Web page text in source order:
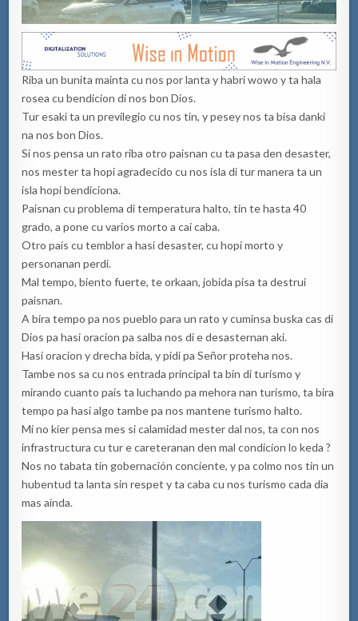
Riba un bunita mainta cu nos por lanta y habri wowo y ta hala
rosea cu bendicion di nos bon Dios.
Tur esaki ta un previlegio cu nos tin, y pesey nos ta bisa danki
na nos bon Dios.
Si nos pensa un rato riba otro paisnan cu ta pasa den desaster,
nos mester ta hopi agradecido cu nos isla di tur manera ta un
isla hopi bendiciona.
Paisnan cu problema di temperatura halto, tin te hasta 40
grado, a pone cu varios morto a cai caba.
Otro país cu temblor a hasi desaster, cu hopi morto y
personanan perdi.
Mal tempo, biento fuerte, te orkaan, jobida pisa ta destrui
paisnan.
A bira tempo pa nos pueblo para un rato y cuminsa buska cas di
Dios pa hasi oracion pa salba nos di e desasternan aki.
Hasi oracion y drecha bida, y pidi pa Señor proteha nos.
Tambe nos sa cu nos entrada principal ta bin di turismo y
mirando cuanto pais ta luchando pa mehora nan turismo, ta bira
tempo pa hasi algo tambe pa nos mantene turismo halto.
Mi no kier pensa mes si calamidad mester dal nos, ta con nos
infrastructura cu tur e careteranan den mal condicion lo keda ?
Nos no tabata tin gobernación conciente, y pa colmo nos tin un
hubentud ta lanta sin respet y ta caba cu nos turismo cada dia
mas ainda.